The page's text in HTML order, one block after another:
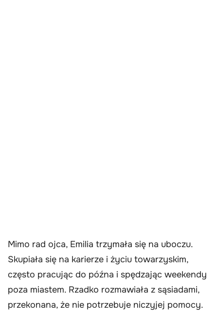
Mimo rad ojca, Emilia trzymała się na uboczu.
Skupiała się na karierze i życiu towarzyskim,
często pracując do późna i spędzając weekendy
poza miastem. Rzadko rozmawiała z sąsiadami,
przekonana, że nie potrzebuje niczyjej pomocy.